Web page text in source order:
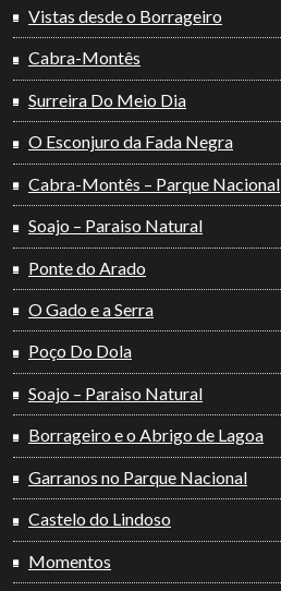
Vistas desde o Borrageiro
Cabra-Montês
Surreira Do Meio Dia
O Esconjuro da Fada Negra
Cabra-Montês – Parque Nacional
Soajo – Paraiso Natural
Ponte do Arado
O Gado e a Serra
Poço Do Dola
Soajo – Paraiso Natural
Borrageiro e o Abrigo de Lagoa
Garranos no Parque Nacional
Castelo do Lindoso
Momentos